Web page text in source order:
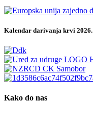
Kalendar darivanja krvi 2026.
Kako do nas